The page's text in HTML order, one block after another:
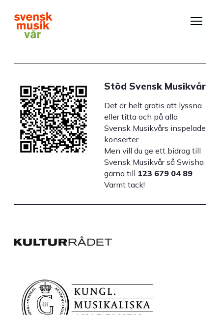
huvudinnehåll
Stöd Svensk Musikvår
Det är helt gratis att lyssna
eller titta och på alla
Svensk Musikvårs inspelade
konserter.
Men vill du ge ett bidrag till
Svensk Musikvår så Swisha
gärna till 123 679 04 89
Varmt tack!